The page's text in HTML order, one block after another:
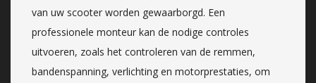
van uw scooter worden gewaarborgd. Een
professionele monteur kan de nodige controles
uitvoeren, zoals het controleren van de remmen,
bandenspanning, verlichting en motorprestaties, om